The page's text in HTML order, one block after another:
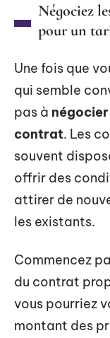
Négociez
pour un
Une fois que
qui semble
pas à
contrat. Les
souvent
offrir des
attirer de
les existants.
Commencez
du contrat
vous pourriez
montant des